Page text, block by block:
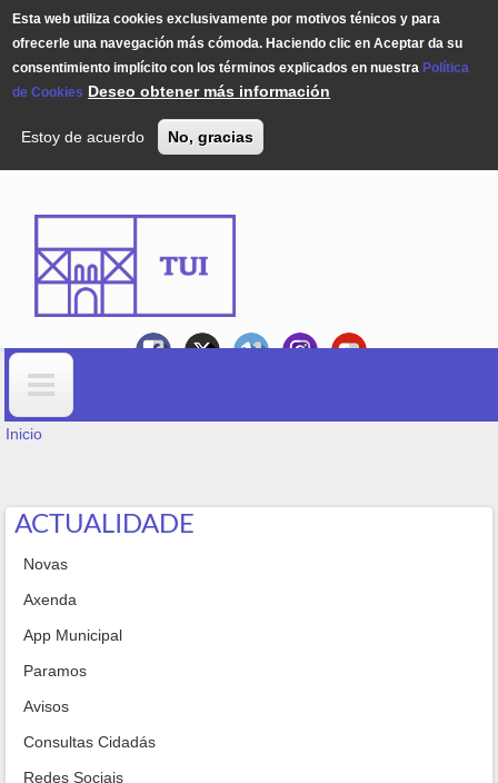
Esta web utiliza cookies exclusivamente por motivos ténicos y para
ofrecerle una navegación más cómoda. Haciendo clic en Aceptar da su
consentimiento implícito con los términos explicados en nuestra Política
de Cookies Deseo obtener más información
Estoy de acuerdo No, gracias
Formulario de búsqueda
USTED ESTÁ AQUÍ
Inicio
ACTUALIDADE
Novas
Axenda
App Municipal
Paramos
Avisos
Consultas Cidadás
Redes Sociais